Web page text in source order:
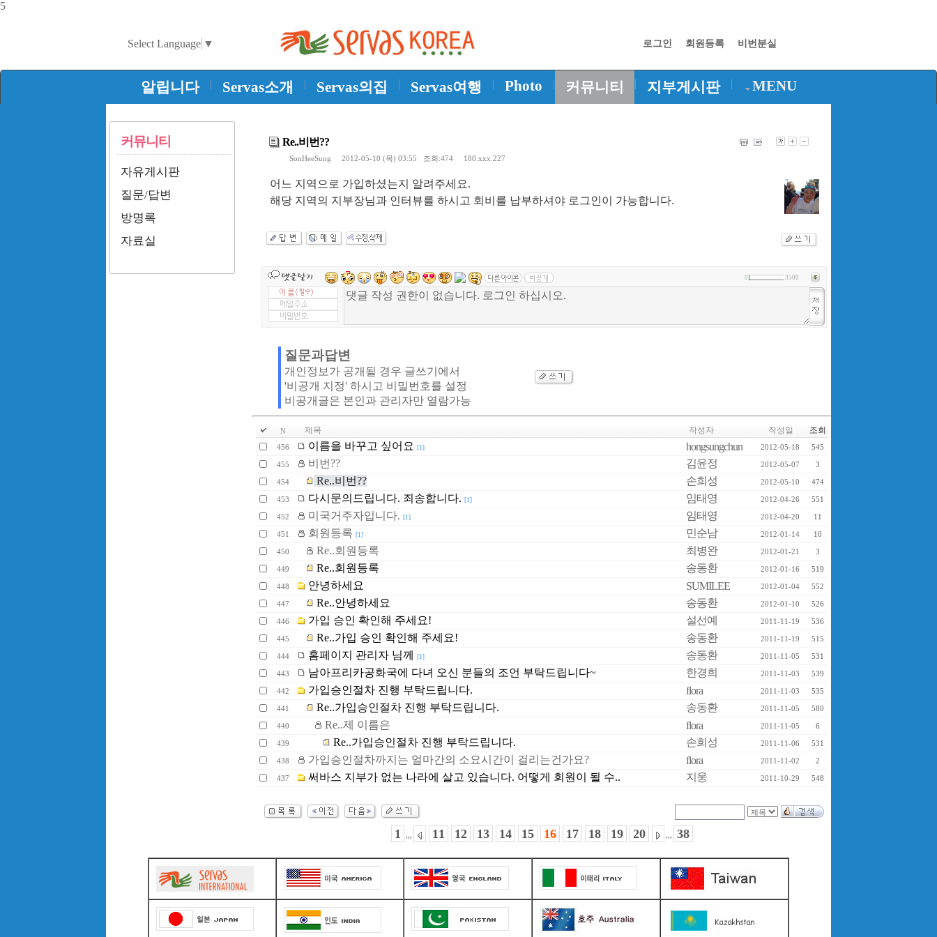
5
Select Language ▼ 로그인 회원등록 비번분실
알립니다 | Servas소개 | Servas의집 | Servas여행 | Photo | 커뮤니티 | 지부게시판 | MENU
커뮤니티
자유게시판
질문/답변
방명록
자료실
Re..비번??
SonHeeSung 2012-05-10 (목) 03:55 조회:474 180.xxx.227
어느 지역으로 가입하셨는지 알려주세요.
해당 지역의 지부장님과 인터뷰를 하시고 회비를 납부하셔야 로그인이 가능합니다.
0 3500
질문과답변
개인정보가 공개될 경우 글쓰기에서
'비공개 지정' 하시고 비밀번호를 설정
비공개글은 본인과 관리자만 열람가능
N 제목 작성자 작성일 조회
456 이름을 바꾸고 싶어요 [1] hongsungchun 2012-05-18 545
455 비번?? 김윤정 2012-05-07 3
454 Re..비번?? 손희성 2012-05-10 474
453 다시문의드립니다. 죄송합니다. [1] 임태영 2012-04-26 551
452 미국거주자입니다. [1] 임태영 2012-04-20 11
451 회원등록 [1] 민순남 2012-01-14 10
450 Re..회원등록 최병완 2012-01-21 3
449 Re..회원등록 송동환 2012-01-16 519
448 안녕하세요 SUMILEE 2012-01-04 552
447 Re..안녕하세요 송동환 2012-01-10 526
446 가입 승인 확인해 주세요! 설선예 2011-11-19 536
445 Re..가입 승인 확인해 주세요! 송동환 2011-11-19 515
444 홈페이지 관리자 님께 [1] 송동환 2011-11-05 531
443 남아프리카공화국에 다녀 오신 분들의 조언 부탁드립니다~ 한경희 2011-11-03 539
442 가입승인절차 진행 부탁드립니다. flora 2011-11-03 535
441 Re..가입승인절차 진행 부탁드립니다. 송동환 2011-11-05 580
440 Re..제 이름은 flora 2011-11-05 6
439 Re..가입승인절차 진행 부탁드립니다. 손희성 2011-11-06 531
438 가입승인절차까지는 얼마간의 소요시간이 걸리는건가요? flora 2011-11-02 2
437 써바스 지부가 없는 나라에 살고 있습니다. 어떻게 회원이 될 수.. 지웅 2011-10-29 548
1 ,,, 11 12 13 14 15 16 17 18 19 20 ,,, 38